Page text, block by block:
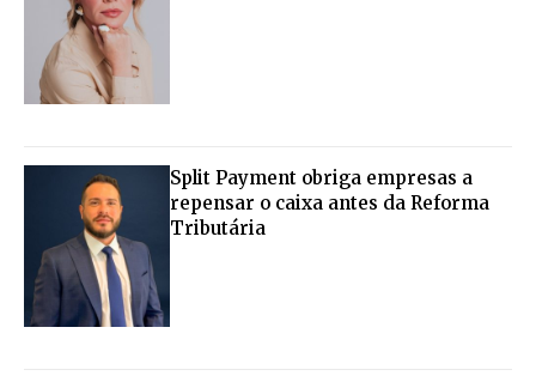
Split Payment obriga empresas a
repensar o caixa antes da Reforma
Tributária